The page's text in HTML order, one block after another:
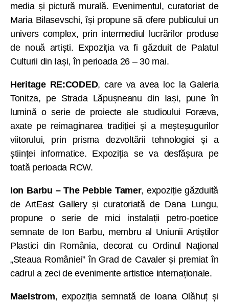
media și pictură murală. Evenimentul, curatoriat de
Maria Bilasevschi, își propune să ofere publicului un
univers complex, prin intermediul lucrărilor produse
de nouă artiști. Expoziția va fi găzduit de Palatul
Culturii din Iași, în perioada 26 – 30 mai.
Heritage RE:CODED, care va avea loc la Galeria
Tonitza, pe Strada Lăpușneanu din Iași, pune în
lumină o serie de proiecte ale studioului Foræva,
axate pe reimaginarea tradiției și a meșteșugurilor
viitorului, prin prisma dezvoltării tehnologiei și a
științei informatice. Expoziția se va desfășura pe
toată perioada RCW.
Ion Barbu – The Pebble Tamer, expoziție găzduită
de ArtEast Gallery și curatoriată de Dana Lungu,
propune o serie de mici instalații petro-poetice
semnate de Ion Barbu, membru al Uniunii Artiștilor
Plastici din România, decorat cu Ordinul Național
„Steaua României” în Grad de Cavaler și premiat în
cadrul a zeci de evenimente artistice internaționale.
Maelstrom, expoziția semnată de Ioana Olăhuț și